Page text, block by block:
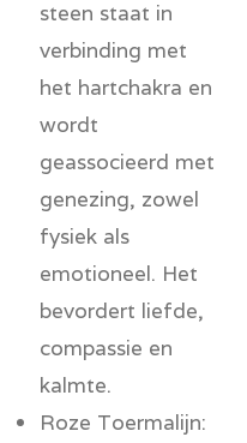
steen staat in
verbinding met
het hartchakra en
wordt
geassocieerd met
genezing, zowel
fysiek als
emotioneel. Het
bevordert liefde,
compassie en
kalmte.
Roze Toermalijn: